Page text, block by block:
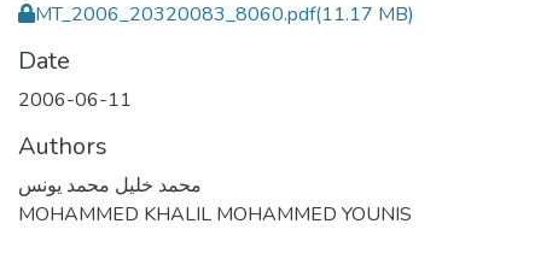
MT_2006_20320083_8060.pdf(11.17 MB)
Date
2006-06-11
Authors
محمد خليل محمد يونس
MOHAMMED KHALIL MOHAMMED YOUNIS